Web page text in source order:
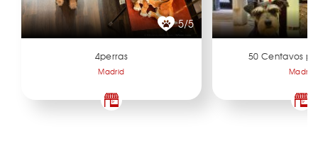
5/5
4perras
Madrid
50 Centavos
Madrid